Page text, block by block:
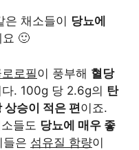
은 채소들이 당뇨에
요 🙂
로필이 풍부해 혈당
. 100g 당 2.6g의 탄
상승이 적은 편이죠.
들도 당뇨에 매우 좋
들은 섬유질 함량이